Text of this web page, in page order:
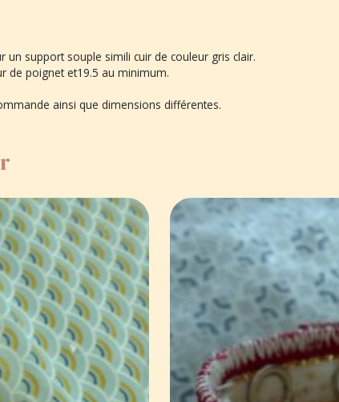
support souple simili cuir de couleur gris clair.
de poignet et19.5 au minimum.
ainsi que dimensions différentes.